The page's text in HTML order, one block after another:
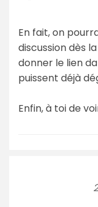
En fait, on
discussion dès
donner le lien
puissent déjà
Enfin, à toi de